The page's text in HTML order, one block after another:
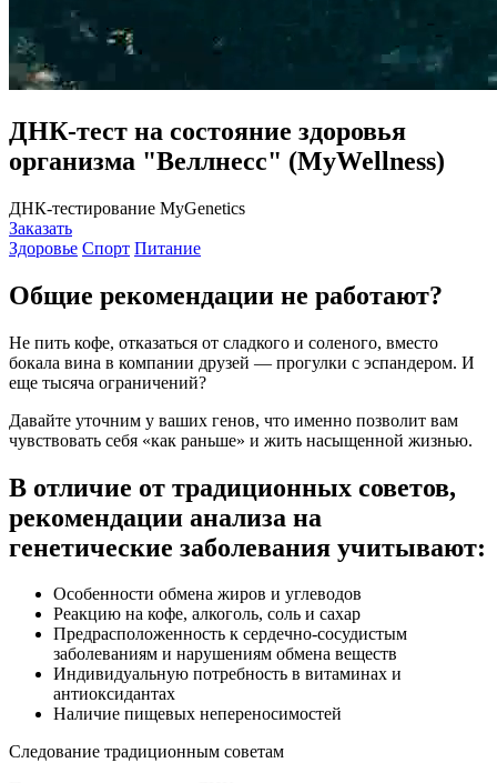
ДНК-тест на состояние здоровья
организма "Веллнесс" (MyWellness)
ДНК-тестирование MyGenetics
Заказать
Здоровье Спорт Питание
Общие рекомендации не работают?
Не пить кофе, отказаться от сладкого и соленого, вместо
бокала вина в компании друзей — прогулки с эспандером. И
еще тысяча ограничений?
Давайте уточним у ваших генов, что именно позволит вам
чувствовать себя «как раньше» и жить насыщенной жизнью.
В отличие от традиционных советов,
рекомендации анализа на
генетические заболевания учитывают:
Особенности обмена жиров и углеводов
Реакцию на кофе, алкоголь, соль и сахар
Предрасположенность к сердечно-сосудистым
заболеваниям и нарушениям обмена веществ
Индивидуальную потребность в витаминах и
антиоксидантах
Наличие пищевых непереносимостей
Следование традиционным советам